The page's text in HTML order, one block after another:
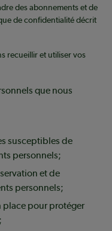
des abonnements et de
de confidentialité décrit
recueillir et utiliser vos
que nous
susceptibles de
personnels;
et de
personnels;
place pour protéger